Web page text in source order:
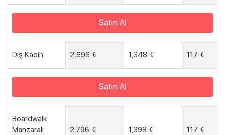
Satın Al
Dış Kabin 2,696 € 1,348 € 117 €
Satın Al
Boardwalk
Manzaralı
2,796 € 1,398 € 117 €